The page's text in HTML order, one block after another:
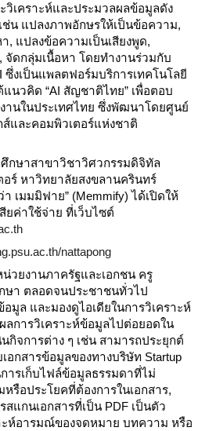
วิเคราะห์และประมวลผลข้อมูลดัง
น แปลงภาพอักษรให้เป็นข้อความ,
, แปลงข้อความเป็นเสียงพูด,
จัดกลุ่มเนื้อหา โดยทำงานร่วมกับ
ซึ่งเป็นแพลตฟอร์มบริการเทคโนโลยี
นวคิด “AI สัญชาติไทย” เพื่อตอบ
านในประเทศไทย ซึ่งพัฒนาโดยศูนย์
ส์และคอมพิวเตอร์แห่งชาติ
กษาสาขาวิชาวิศวกรรมดิจิทัล
ร์ หาวิทยาลัยสงขลานครินทร์
เมมมิฟาย” (Memmify) ได้เปิดให้
ยค่าใช้จ่าย ที่เว็บไซต์
nattapong
วยงานภาครัฐและเอกชน ครู
ษา ตลอดจนประชาชนทั่วไป
มูล และมองดูไอเดียในการวิเคราะห์
การวิเคราะห์ข้อมูลไปต่อยอดใน
กิจการต่าง ๆ เช่น สามารถประยุกต์
อกสารข้อมูลของทางบริษัท Startup
ารเก็บไฟล์ข้อมูลธรรมดาที่ไม่
รือประโยคที่ต้องการในเอกสาร,
แกนเอกสารที่เป็น PDF เป็นตัว
ะห์อารมณ์ของจดหมาย บทความ หรือ